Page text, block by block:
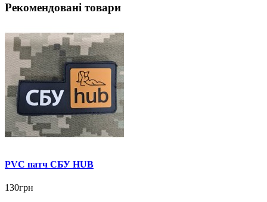
Рекомендовані товари
PVC патч СБУ HUB
130грн